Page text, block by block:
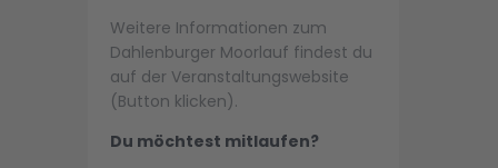
Weitere Informationen zum
Dahlenburger Moorlauf findest du
auf der Veranstaltungswebsite
(Button klicken).
Du möchtest mitlaufen?